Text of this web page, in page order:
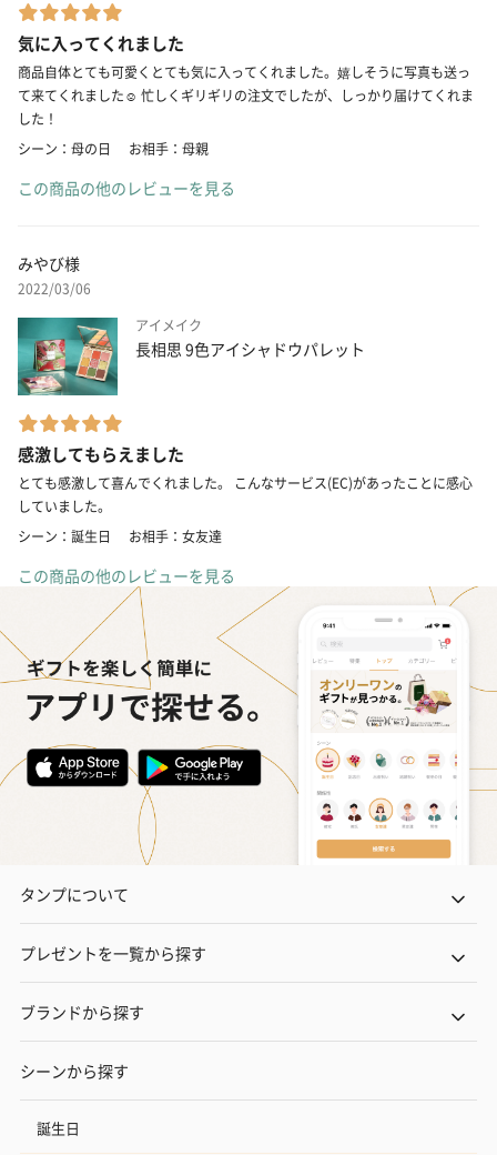
気に入ってくれました
商品自体とても可愛くとても気に入ってくれました。嬉しそうに写真も送っ
て来てくれました☺️ 忙しくギリギリの注文でしたが、しっかり届けてくれま
した！
シーン：母の日
お相手：母親
この商品の他のレビューを見る
みやび様
2022/03/06
アイメイク
長相思 9色アイシャドウパレット
感激してもらえました
とても感激して喜んでくれました。 こんなサービス(EC)があったことに感心
していました。
シーン：誕生日
お相手：女友達
この商品の他のレビューを見る
タンプについて
プレゼントを一覧から探す
ブランドから探す
シーンから探す
誕生日